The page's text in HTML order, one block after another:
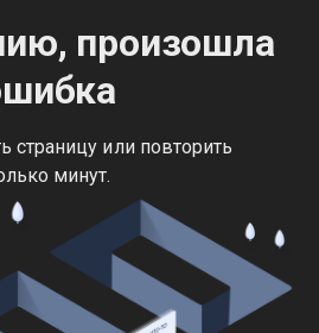
произошла
страницу или повторить
минут.